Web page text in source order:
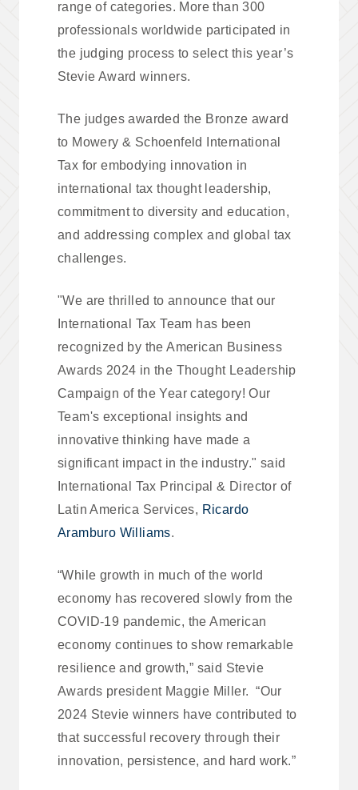
range of categories. More than 300
professionals worldwide participated in
the judging process to select this year’s
Stevie Award winners.
The judges awarded the Bronze award
to Mowery & Schoenfeld International
Tax for embodying innovation in
international tax thought leadership,
commitment to diversity and education,
and addressing complex and global tax
challenges.
"We are thrilled to announce that our
International Tax Team has been
recognized by the American Business
Awards 2024 in the Thought Leadership
Campaign of the Year category! Our
Team's exceptional insights and
innovative thinking have made a
significant impact in the industry." said
International Tax Principal & Director of
Latin America Services, Ricardo
Aramburo Williams.
“While growth in much of the world
economy has recovered slowly from the
COVID-19 pandemic, the American
economy continues to show remarkable
resilience and growth,” said Stevie
Awards president Maggie Miller. “Our
2024 Stevie winners have contributed to
that successful recovery through their
innovation, persistence, and hard work.”